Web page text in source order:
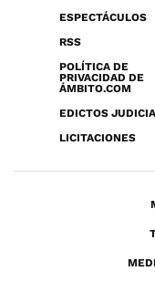
ESPECTÁCULOS
RSS
POLÍTICA DE
PRIVACIDAD DE
ÁMBITO.COM
EDICTOS
LICITACIONES